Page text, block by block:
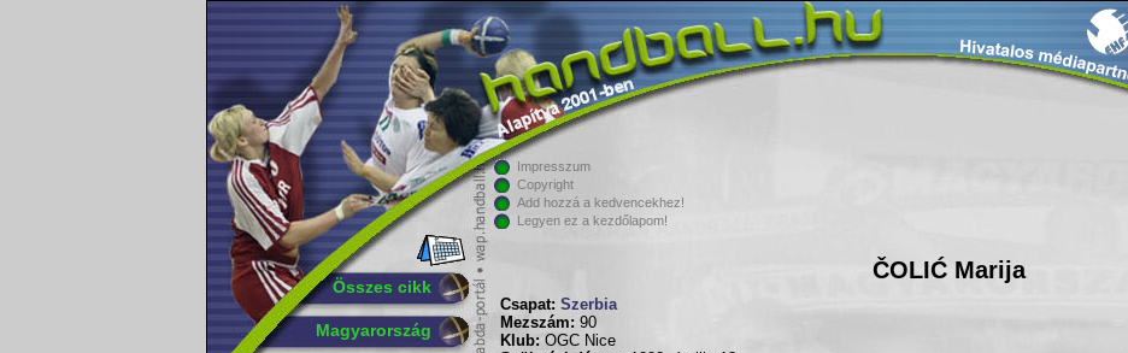
Összes cikk
Magyarország
Impresszum
Copyright
Add hozzá a kedvencekhez!
Legyen ez a kezdőlapom!
ČOLIĆ Marija
Csapat: Szerbia
Mezszám: 90
Klub: OGC Nice